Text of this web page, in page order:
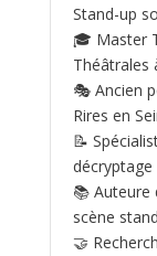
Stand-up
🎓 Master
Théâtrales
🎭 Ancien
Rires en
📝
📚 Auteure
scène
🤝